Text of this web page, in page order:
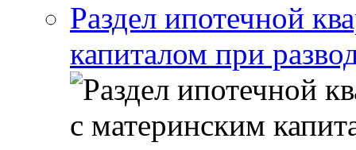
Раздел ипотечной
капиталом при